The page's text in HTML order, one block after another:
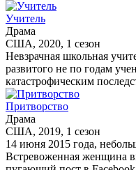
Учитель
Драма
США, 2020, 1 сезон
Невзрачная школьная
развитого не по годам
катастрофическим
Притворство
Драма
США, 2019, 1 сезон
14 июня 2015 года,
Встревоженная женщина